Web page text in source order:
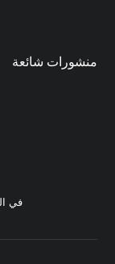
منشورات شائعة
في